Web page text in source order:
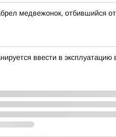
медвежонок, отбившийся
ввести в эксплуатацию